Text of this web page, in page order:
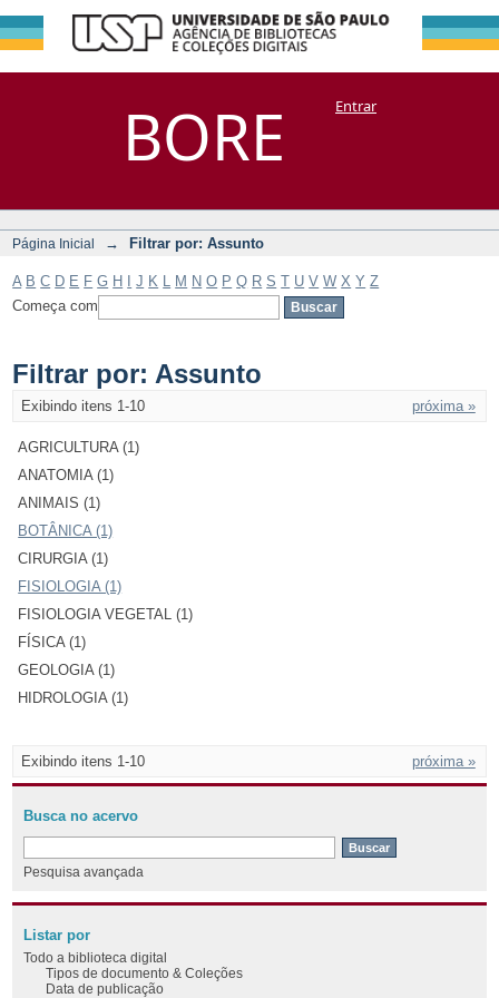
BORE
Filtrar por:
Assunto
DSpace/Manakin + CoriscoEntrar
Página Inicial → Filtrar por: Assunto
A B C D E F G H J K M N O P Q R S T U V W X Y Z
Começa com
Filtrar por: Assunto
Exibindo itens 1-10 próxima »
AGRICULTURA (1)
ANATOMIA (1)
ANIMAIS (1)
BOTÂNICA (1)
CIRURGIA (1)
FISIOLOGIA (1)
FISIOLOGIA VEGETAL (1)
FÍSICA (1)
GEOLOGIA (1)
HIDROLOGIA (1)
Exibindo itens 1-10 próxima »
Busca no acervo
Pesquisa avançada
Listar por
Todo a biblioteca digital
Tipos de documento & Coleções
Data de publicação